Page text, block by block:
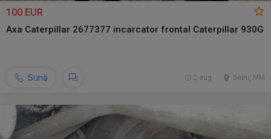
100 EUR
Axa Caterpillar 2677377 incarcator frontal Caterpillar 930G
Sună Seini, MM
2 aug.